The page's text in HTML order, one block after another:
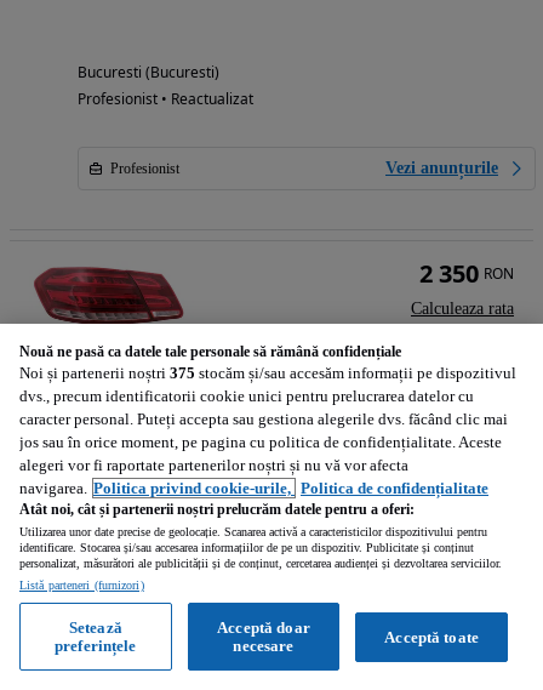
Bucuresti (Bucuresti)
Profesionist • Reactualizat
Profesionist Vezi anunțurile
Stopuri LED BAR Mercedes E-Class W212 (2013-2016) Facelift Semnal Dinamic Secvential Rosu Clar
Bucuresti (Bucuresti)
Profesionist • Reactualizat
Profesionist
2 350 RON
Calculeaza rata
Nouă ne pasă ca datele tale personale să rămână confidențiale
Noi și partenerii noștri 375 stocăm și/sau accesăm informații pe dispozitivul
dvs., precum identificatorii cookie unici pentru prelucrarea datelor cu
caracter personal. Puteți accepta sau gestiona alegerile dvs. făcând clic mai
jos sau în orice moment, pe pagina cu politica de confidențialitate. Aceste
alegeri vor fi raportate partenerilor noștri și nu vă vor afecta
navigarea. Politica privind cookie-urile, Politica de confidențialitate
Atât noi, cât și partenerii noștri prelucrăm datele pentru a oferi:
Utilizarea unor date precise de geolocație. Scanarea activă a caracteristicilor dispozitivului pentru
identificare. Stocarea și/sau accesarea informațiilor de pe un dispozitiv. Publicitate și conținut
personalizat, măsurători ale publicității și de conținut, cercetarea audienței și dezvoltarea serviciilor.
Listă parteneri (furnizori)
Acceptă toate
Acceptă doar
necesare
Setează
preferințele